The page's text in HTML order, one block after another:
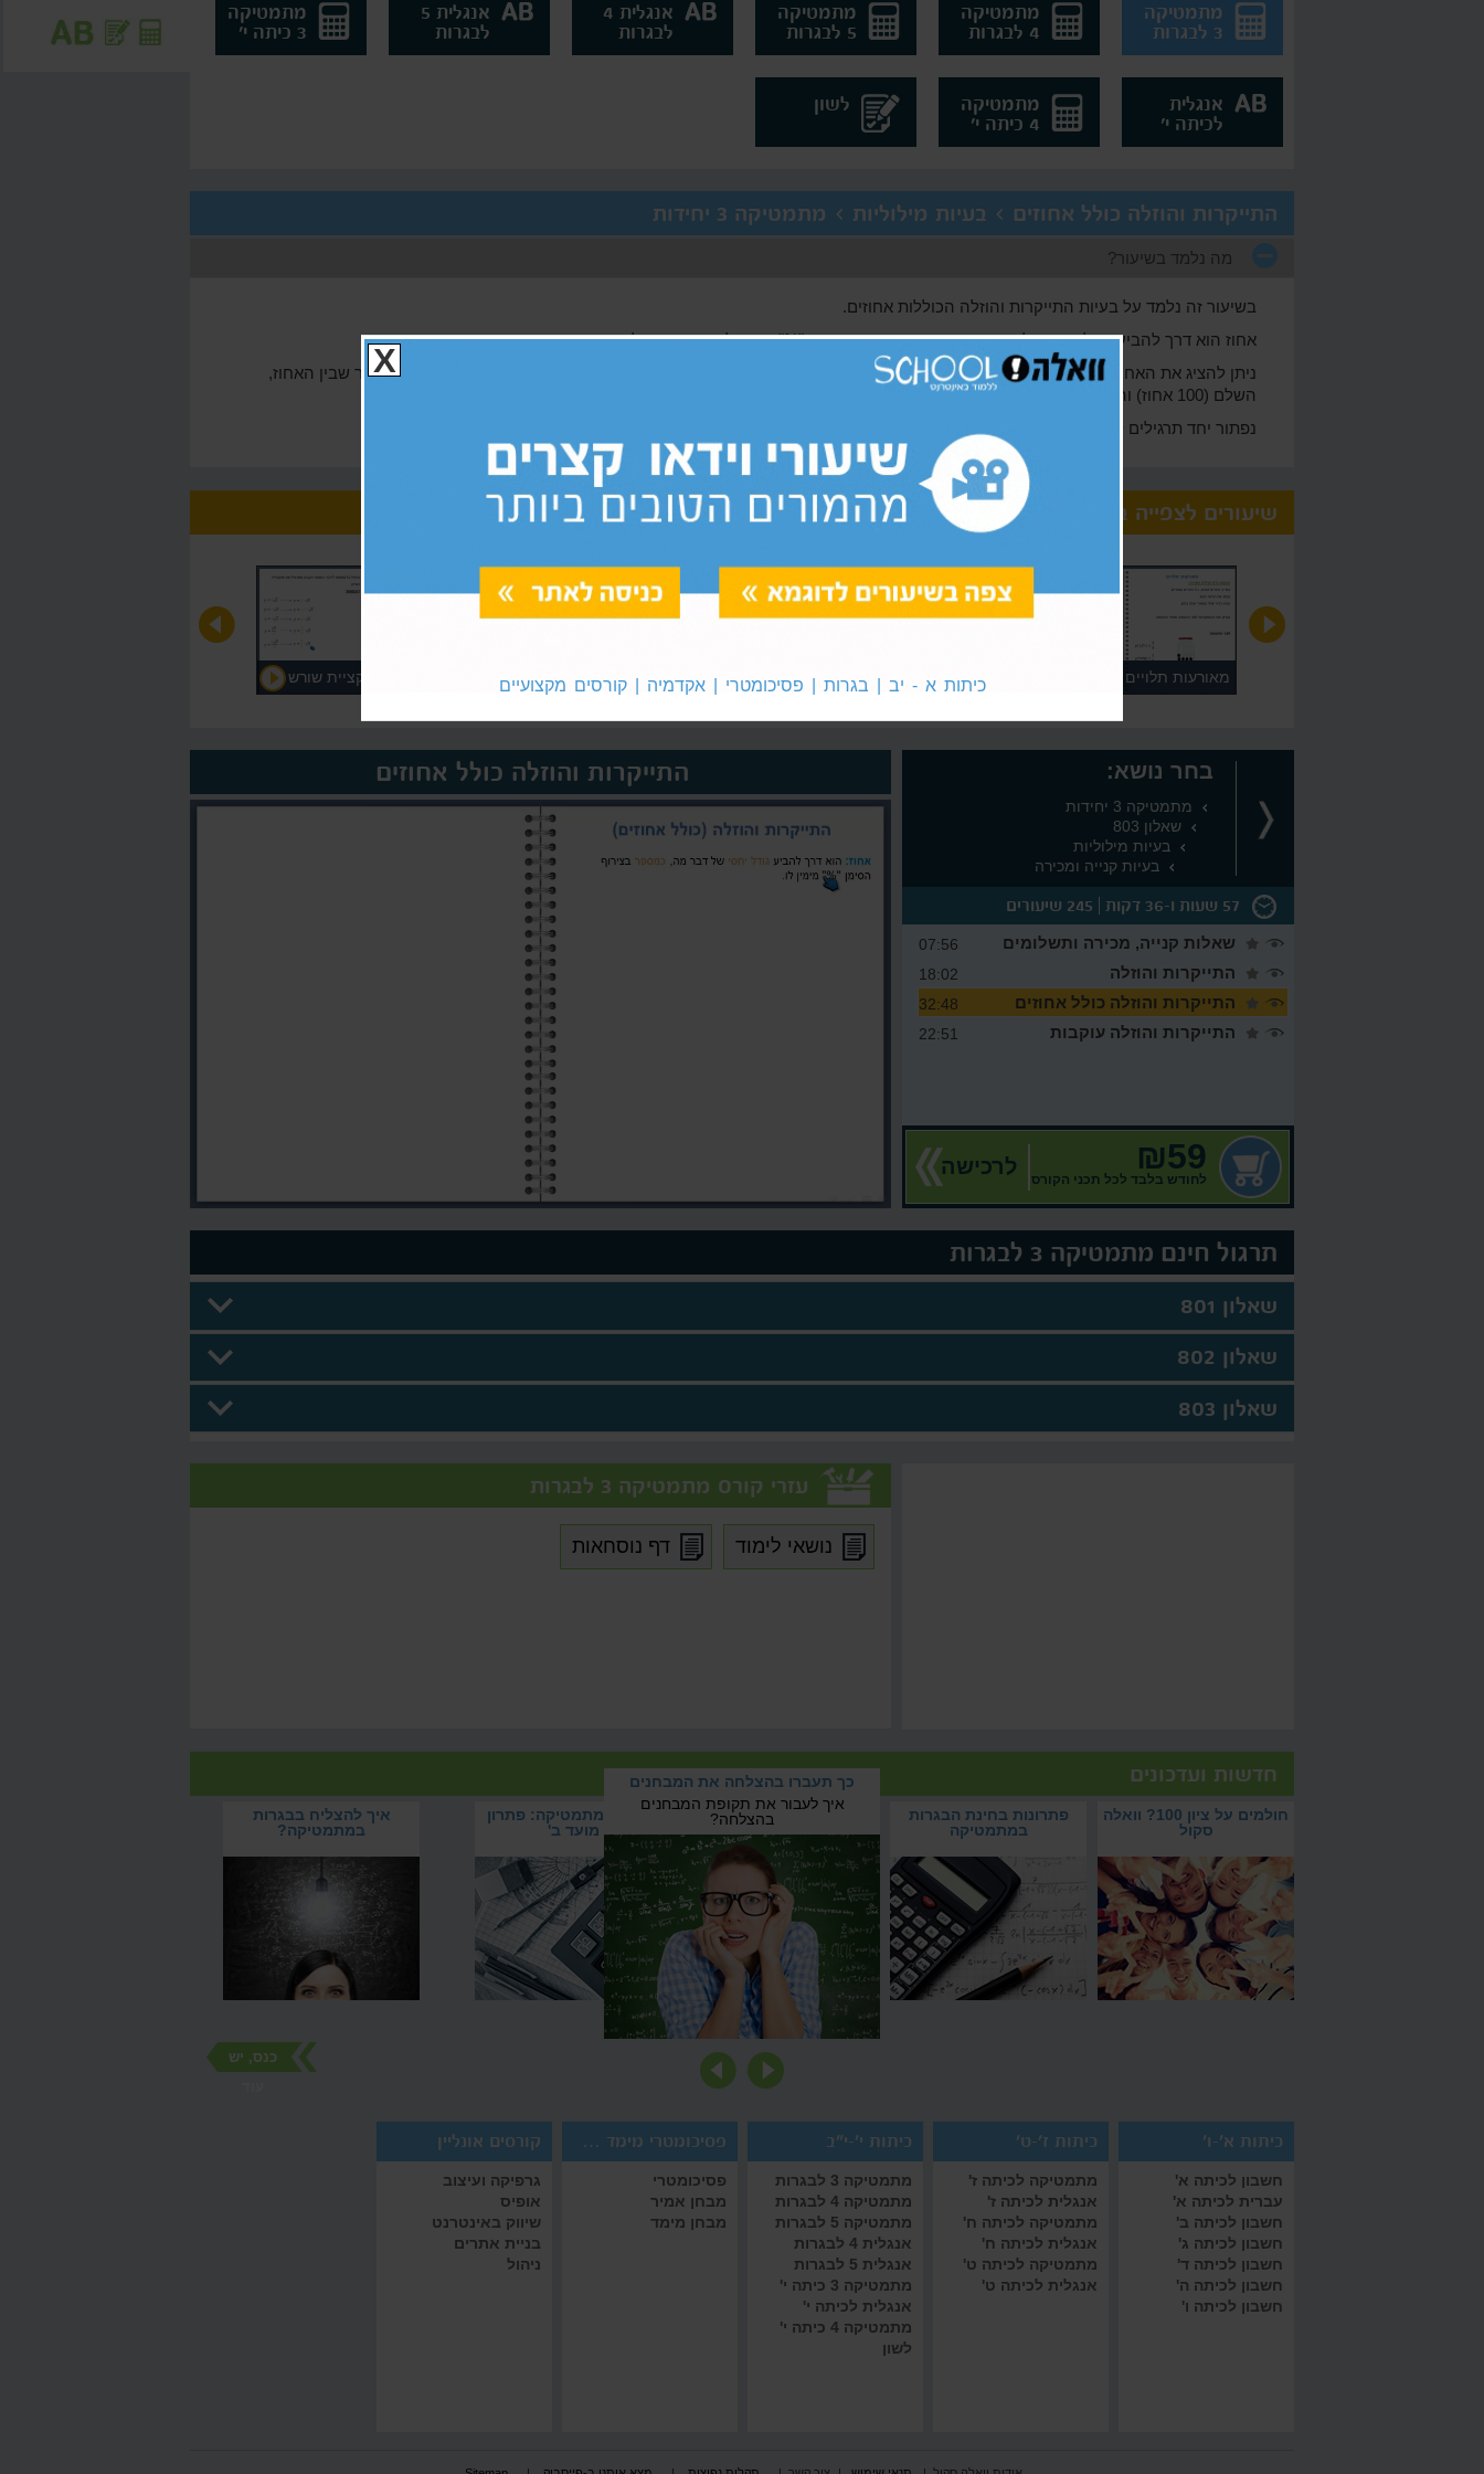
מתמטיקה
3 לבגרות
מתמטיקה
4 לבגרות
מתמטיקה
5 לבגרות
אנגלית 4
לבגרות
אנגלית 5
לבגרות
מתמטיקה
3 כיתה י'
אנגלית
לכיתה י'
מתמטיקה
4 כיתה י'
לשון
התייקרות והוזלה כולל אחוזים > בעיות מילוליות > מתמטיקה 3 יחידות
מה נלמד בשיעור?
בשיעור זה נלמד על בעיות התייקרות והוזלה הכוללות אחוזים.
אחוז הוא דרך להביע גודל יחסי של דבר מה, כמספר בצירוף הסימן "%" מימין לו. אחוז שווה למאית.
ניתן להציג את האחוז כשבר רגיל וגם כשבר עשרוני. על מנת לבצע פעולות יש להפוך את האחוז למספר. בבעיות אחוזים נשתמש בקשר שבין האחוז,
השלם (100 אחוז) והחלק (תמורת האחוז, יכול להיות גדול מהשלם).
נפתור יחד תרגילים לדוגמא ונציג את דרך הפתרון תוך שימוש בקשר זה.
שיעורים לצפייה בחינם
כללי גזירה של פונקציית שורש סכום, הפרש, כפל וחילוק התייקרות והוזלה עוקבות מאורעות תלויים
התייקרות והוזלה כולל אחוזים
על המורה >
₪59
לחודש בלבד לכל תכני הקורס
לרכישה
בחר נושא:
מתמטיקה 3 יחידות
שאלון 803
בעיות מילוליות
בעיות קנייה ומכירה
57 שעות ו-36 דקות 245 שיעורים
שאלות קנייה, מכירה ותשלומים 07:56
התייקרות והוזלה 18:02
התייקרות והוזלה כולל אחוזים 32:48
התייקרות והוזלה עוקבות 22:51
תרגול חינם מתמטיקה 3 לבגרות
שאלון 801
שאלון 802
שאלון 803
עזרי קורס מתמטיקה 3 לבגרות
נושאי לימוד דף נוסחאות
חדשות ועדכונים
איך להצליח בבגרות
במתמטיקה?
בגרות במתמטיקה: פתרון
מועד ב'
כך תעברו בהצלחה את
המבחנים
פתרונות בחינת הבגרות
במתמטיקה
חולמים על ציון 100? וואלה
סקול
כך תעברו בהצלחה את המבחנים
איך לעבור את תקופת המבחנים
בהצלחה?
פתרונות בחינת הבגרות במתמטיקה
צמאים לפתרונות בחינת הבגרות
במתמטיקה? הקליקו והשוו
חולמים על ציון 100? עם וואלה סקול
תשיגו אותו בישיבה
כנס, יש
כיתות א'-ו'
חשבון לכיתה א'
עברית לכיתה א'
חשבון לכיתה ב'
חשבון לכיתה ג'
חשבון לכיתה ד'
חשבון לכיתה ה'
חשבון לכיתה ו'
כיתות ז'-ט'
מתמטיקה לכיתה ז'
אנגלית לכיתה ז'
מתמטיקה לכיתה ח'
אנגלית לכיתה ח'
מתמטיקה לכיתה ט'
אנגלית לכיתה ט'
כיתות י'-י"ב
מתמטיקה 3 לבגרות
מתמטיקה 4 לבגרות
מתמטיקה 5 לבגרות
אנגלית 4 לבגרות
אנגלית 5 לבגרות
מתמטיקה 3 כיתה י'
אנגלית לכיתה י'
מתמטיקה 4 כיתה י'
לשון
פסיכומטרי מימד אמיר/ם
פסיכומטרי
מבחן אמיר
מבחן מימד
קורסים אונליין
גרפיקה ועיצוב
אופיס
שיווק באינטרנט
בניית אתרים
ניהול
X
כיתות א - יב | בגרות | פסיכומטרי | אקדמיה | קורסים מקצועיים